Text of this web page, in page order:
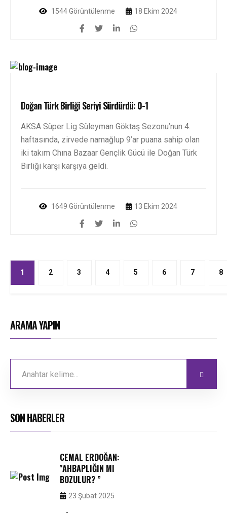
1544 Görüntülenme 18 Ekim 2024
Doğan Türk Birliği Seriyi Sürdürdü: 0-1
AKSA Süper Lig Süleyman Göktaş Sezonu’nun 4.
haftasında, zirvede namağlup 9’ar puana sahip olan
iki takım Chına Bazaar Gençlik Gücü ile Doğan Türk
Birliği karşı karşıya geldi.
1649 Görüntülenme 13 Ekim 2024
1 2 3 4 5 6 7 8
ARAMA YAPIN
SON HABERLER
CEMAL ERDOĞAN:
''AHBAPLIĞIN MI
BOZULUR? ”
23 Şubat 2025